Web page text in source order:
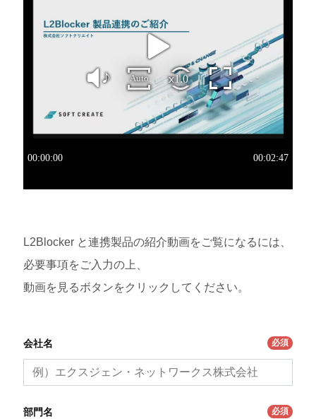
L2Blocker と連携製品の紹介動画をご覧になるには、
必要事項をご入力の上、
動画を見るボタンをクリックしてください。
会社名 必須
部門名 必須